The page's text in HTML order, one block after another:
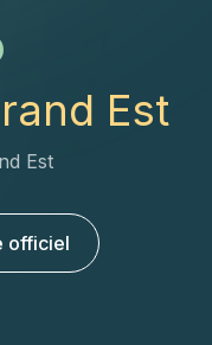
Est
Est
officiel